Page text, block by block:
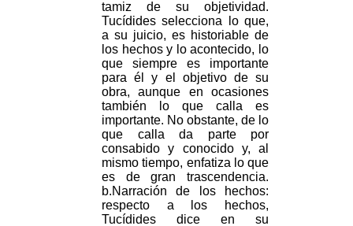
tamiz de su objetividad.
Tucídides selecciona lo que,
a su juicio, es historiable de
los hechos y lo acontecido, lo
que siempre es importante
para él y el objetivo de su
obra, aunque en ocasiones
también lo que calla es
importante. No obstante, de lo
que calla da parte por
consabido y conocido y, al
mismo tiempo, enfatiza lo que
es de gran trascendencia.
b.Narración de los hechos:
respecto a los hechos,
Tucídides dice en su